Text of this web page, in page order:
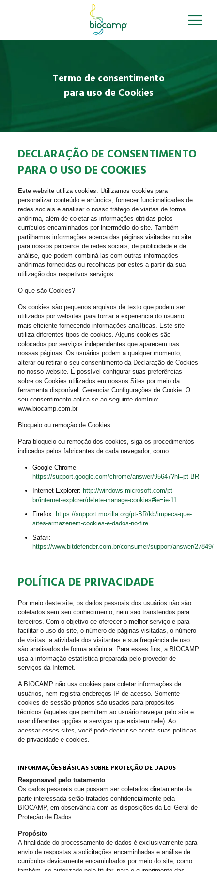
Termo de consentimento
para uso de Cookies
DECLARAÇÃO DE CONSENTIMENTO
PARA O USO DE COOKIES
Este website utiliza cookies. Utilizamos cookies para
personalizar conteúdo e anúncios, fornecer funcionalidades de
redes sociais e analisar o nosso tráfego de visitas de forma
anônima, além de coletar as informações obtidas pelos
currículos encaminhados por intermédio do site. Também
partilhamos informações acerca das páginas visitadas no site
para nossos parceiros de redes sociais, de publicidade e de
análise, que podem combiná-las com outras informações
anônimas fornecidas ou recolhidas por estes a partir da sua
utilização dos respetivos serviços.
O que são Cookies?
Os cookies são pequenos arquivos de texto que podem ser
utilizados por websites para tornar a experiência do usuário
mais eficiente fornecendo informações analíticas. Este site
utiliza diferentes tipos de cookies. Alguns cookies são
colocados por serviços independentes que aparecem nas
nossas páginas. Os usuários podem a qualquer momento,
alterar ou retirar o seu consentimento da Declaração de Cookies
no nosso website. É possível configurar suas preferências
sobre os Cookies utilizados em nossos Sites por meio da
ferramenta disponível: Gerenciar Configurações de Cookie. O
seu consentimento aplica-se ao seguinte domínio:
www.biocamp.com.br
Bloqueio ou remoção de Cookies
Para bloqueio ou remoção dos cookies, siga os procedimentos
indicados pelos fabricantes de cada navegador, como:
Google Chrome:
https://support.google.com/chrome/answer/95647?hl=pt-BR
Internet Explorer: http://windows.microsoft.com/pt-
br/internet-explorer/delete-manage-cookies#ie=ie-11
Firefox: https://support.mozilla.org/pt-BR/kb/impeca-que-
sites-armazenem-cookies-e-dados-no-fire
Safari:
https://www.bitdefender.com.br/consumer/support/answer/27849/
POLÍTICA DE PRIVACIDADE
Por meio deste site, os dados pessoais dos usuários não são
coletados sem seu conhecimento, nem são transferidos para
terceiros. Com o objetivo de oferecer o melhor serviço e para
facilitar o uso do site, o número de páginas visitadas, o número
de visitas, a atividade dos visitantes e sua frequência de uso
são analisados de forma anônima. Para esses fins, a BIOCAMP
usa a informação estatística preparada pelo provedor de
serviços da Internet.
A BIOCAMP não usa cookies para coletar informações de
usuários, nem registra endereços IP de acesso. Somente
cookies de sessão próprios são usados para propósitos
técnicos (aqueles que permitem ao usuário navegar pelo site e
usar diferentes opções e serviços que existem nele). Ao
acessar esses sites, você pode decidir se aceita suas políticas
de privacidade e cookies.
INFORMAÇÕES BÁSICAS SOBRE PROTEÇÃO DE DADOS
Responsável pelo tratamento
Os dados pessoais que possam ser coletados diretamente da
parte interessada serão tratados confidencialmente pela
BIOCAMP, em observância com as disposições da Lei Geral de
Proteção de Dados.
Propósito
A finalidade do processamento de dados é exclusivamente para
envio de respostas a solicitações encaminhadas e análise de
currículos devidamente encaminhados por meio do site, como